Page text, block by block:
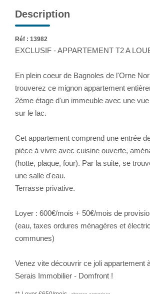
Description
Réf : 13982
EXCLUSIF - APPARTEMENT T2 A
En plein coeur de Bagnoles de l'Orne
trouverez ce mignon appartement
2ème étage d'un immeuble avec une
sur le lac.
Cet appartement comprend une entrée
pièce à vivre avec cuisine ouverte,
(hotte, plaque, four). Par la suite, se
une salle d'eau.
Terrasse privative.
Loyer : 600€/mois + 50€/mois de
(eau, taxes ordures ménagères et
communes)
Venez vite découvrir ce joli appartement
Serais Immobilier - Domfront !